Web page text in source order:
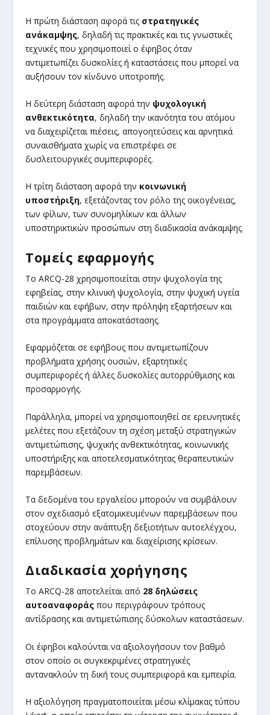
Η πρώτη διάσταση αφορά τις στρατηγικές
ανάκαμψης, δηλαδή τις πρακτικές και τις γνωστικές
τεχνικές που χρησιμοποιεί ο έφηβος όταν
αντιμετωπίζει δυσκολίες ή καταστάσεις που μπορεί να
αυξήσουν τον κίνδυνο υποτροπής.
Η δεύτερη διάσταση αφορά την ψυχολογική
ανθεκτικότητα, δηλαδή την ικανότητα του ατόμου
να διαχειρίζεται πιέσεις, απογοητεύσεις και αρνητικά
συναισθήματα χωρίς να επιστρέφει σε
δυσλειτουργικές συμπεριφορές.
Η τρίτη διάσταση αφορά την κοινωνική
υποστήριξη, εξετάζοντας τον ρόλο της οικογένειας,
των φίλων, των συνομηλίκων και άλλων
υποστηρικτικών προσώπων στη διαδικασία ανάκαμψης.
Τομείς εφαρμογής
Το ARCQ-28 χρησιμοποιείται στην ψυχολογία της
εφηβείας, στην κλινική ψυχολογία, στην ψυχική υγεία
παιδιών και εφήβων, στην πρόληψη εξαρτήσεων και
στα προγράμματα αποκατάστασης.
Εφαρμόζεται σε εφήβους που αντιμετωπίζουν
προβλήματα χρήσης ουσιών, εξαρτητικές
συμπεριφορές ή άλλες δυσκολίες αυτορρύθμισης και
προσαρμογής.
Παράλληλα, μπορεί να χρησιμοποιηθεί σε ερευνητικές
μελέτες που εξετάζουν τη σχέση μεταξύ στρατηγικών
αντιμετώπισης, ψυχικής ανθεκτικότητας, κοινωνικής
υποστήριξης και αποτελεσματικότητας θεραπευτικών
παρεμβάσεων.
Τα δεδομένα του εργαλείου μπορούν να συμβάλουν
στον σχεδιασμό εξατομικευμένων παρεμβάσεων που
στοχεύουν στην ανάπτυξη δεξιοτήτων αυτοελέγχου,
επίλυσης προβλημάτων και διαχείρισης κρίσεων.
Διαδικασία χορήγησης
Το ARCQ-28 αποτελείται από 28 δηλώσεις
αυτοαναφοράς που περιγράφουν τρόπους
αντίδρασης και αντιμετώπισης δύσκολων καταστάσεων.
Οι έφηβοι καλούνται να αξιολογήσουν τον βαθμό
στον οποίο οι συγκεκριμένες στρατηγικές
αντανακλούν τη δική τους συμπεριφορά και εμπειρία.
Η αξιολόγηση πραγματοποιείται μέσω κλίμακας τύπου